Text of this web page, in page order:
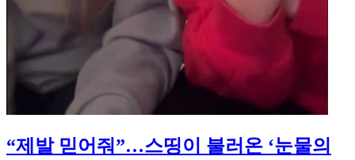
“제발 믿어줘”…스띵이 불러온 ‘눈물의